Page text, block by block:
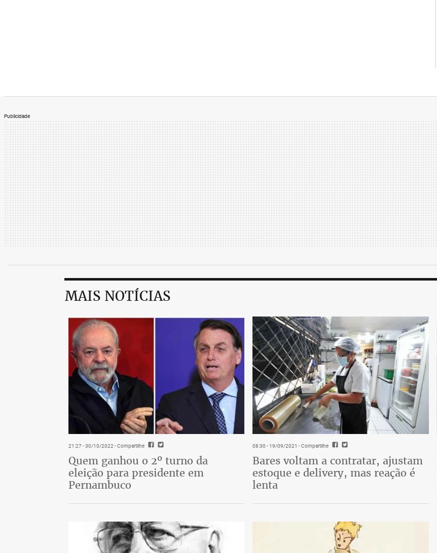
Publicidade
MAIS NOTÍCIAS
21:27 - 30/10/2022- Compartilhe
Quem ganhou o 2º turno da
eleição para presidente em
Pernambuco
08:30 - 19/09/2021 - Compartilhe
Bares voltam a contratar, ajustam
estoque e delivery, mas reação é
lenta